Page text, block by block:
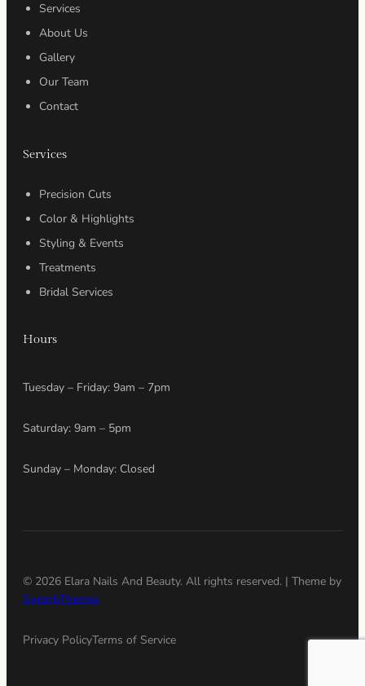
Services
About Us
Gallery
Our Team
Contact
Services
Precision Cuts
Color & Highlights
Styling & Events
Treatments
Bridal Services
Hours
Tuesday – Friday: 9am – 7pm
Saturday: 9am – 5pm
Sunday – Monday: Closed
© 2026 Elara Nails And Beauty. All rights reserved. | Theme by
SuperbThemes
Privacy PolicyTerms of Service